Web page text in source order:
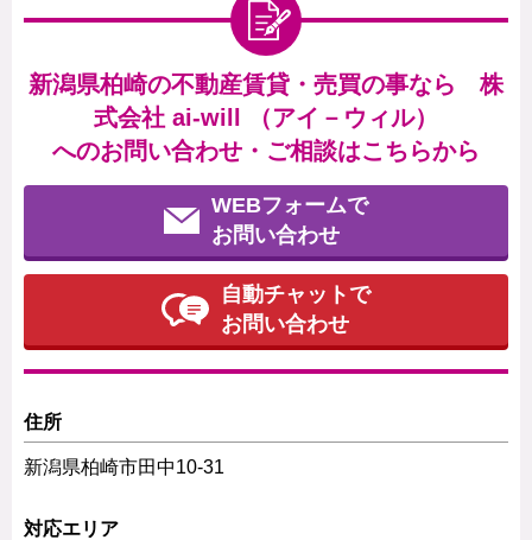
新潟県柏崎の不動産賃貸・売買の事なら 株
式会社 ai-will （アイ－ウィル）
へのお問い合わせ・ご相談はこちらから
WEBフォームで
お問い合わせ
自動チャットで
お問い合わせ
住所
新潟県柏崎市田中10-31
対応エリア